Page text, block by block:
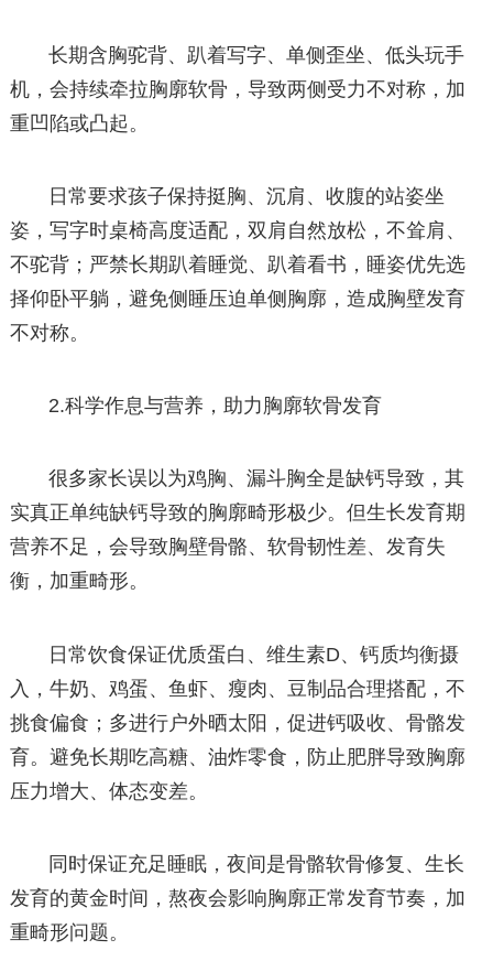
长期含胸驼背、趴着写字、单侧歪坐、低头玩手
机，会持续牵拉胸廓软骨，导致两侧受力不对称，加
重凹陷或凸起。
日常要求孩子保持挺胸、沉肩、收腹的站姿坐
姿，写字时桌椅高度适配，双肩自然放松，不耸肩、
不驼背；严禁长期趴着睡觉、趴着看书，睡姿优先选
择仰卧平躺，避免侧睡压迫单侧胸廓，造成胸壁发育
不对称。
2.科学作息与营养，助力胸廓软骨发育
很多家长误以为鸡胸、漏斗胸全是缺钙导致，其
实真正单纯缺钙导致的胸廓畸形极少。但生长发育期
营养不足，会导致胸壁骨骼、软骨韧性差、发育失
衡，加重畸形。
日常饮食保证优质蛋白、维生素D、钙质均衡摄
入，牛奶、鸡蛋、鱼虾、瘦肉、豆制品合理搭配，不
挑食偏食；多进行户外晒太阳，促进钙吸收、骨骼发
育。避免长期吃高糖、油炸零食，防止肥胖导致胸廓
压力增大、体态变差。
同时保证充足睡眠，夜间是骨骼软骨修复、生长
发育的黄金时间，熬夜会影响胸廓正常发育节奏，加
重畸形问题。